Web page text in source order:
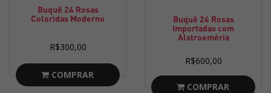
Buquê 24 Rosas
Coloridas Moderno
R$300,00
COMPRAR
Buquê 24 Rosas
Importadas com
Alstroeméria
R$600,00
COMPRAR